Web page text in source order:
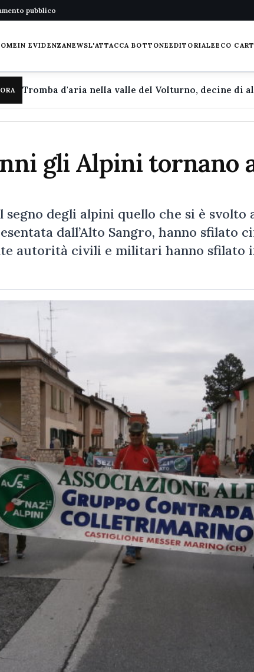
pubblico
IN EVIDENZANEWSL'ATTACCA BOTTONEEDITORIALEECO
gli Alpini tornano
segno degli alpini quello che si è svolto
dall’Alto Sangro, hanno sfilato
autorità civili e militari hanno sfilato